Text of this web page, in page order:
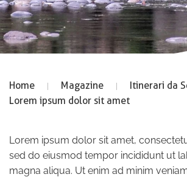
Home Magazine
Itinerari da
Lorem ipsum dolor sit amet
Lorem ipsum dolor sit amet,
sed do eiusmod tempor incididunt ut
magna aliqua. Ut enim ad minim